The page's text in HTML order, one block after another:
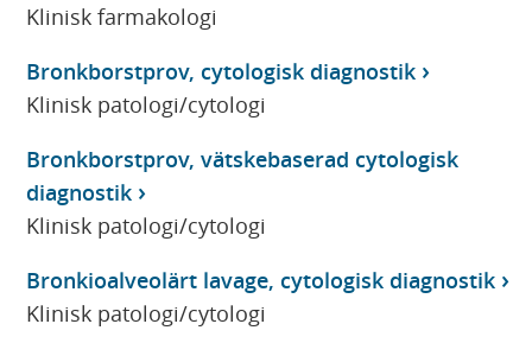
Klinisk farmakologi
Bronkborstprov, cytologisk diagnostik
Klinisk patologi/cytologi
Bronkborstprov, vätskebaserad cytologisk
diagnostik
Klinisk patologi/cytologi
Bronkioalveolärt lavage, cytologisk diagnostik
Klinisk patologi/cytologi